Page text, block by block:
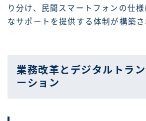
り分け、民間スマートフォンの仕
なサポートを提供する体制が構築さ
業務改革とデジタルトラ
ーション